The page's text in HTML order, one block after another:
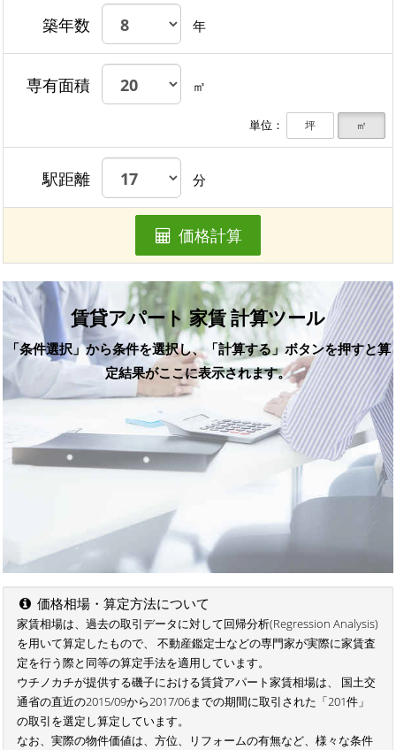
築年数 年
専有面積 ㎡
単位： 坪 ㎡
駅距離 分
価格計算
賃貸アパート 家賃 計算ツール
「条件選択」から条件を選択し、「計算する」ボタンを押すと算
定結果がここに表示されます。
価格相場・算定方法について
家賃相場は、過去の取引データに対して回帰分析(Regression Analysis)
を用いて算定したもので、 不動産鑑定士などの専門家が実際に家賃査
定を行う際と同等の算定手法を適用しています。
ウチノカチが提供する磯子における賃貸アパート家賃相場は、 国土交
通省の直近の2015/09から2017/06までの期間に取引された「201件」
の取引を選定し算定しています。
なお、実際の物件価値は、方位、リフォームの有無など、様々な条件